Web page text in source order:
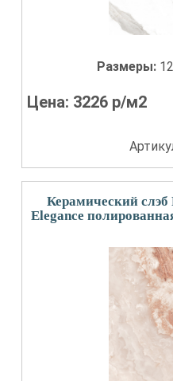
Размеры:
Цена: 3226 р/м2
Керамический слэб
Elegance